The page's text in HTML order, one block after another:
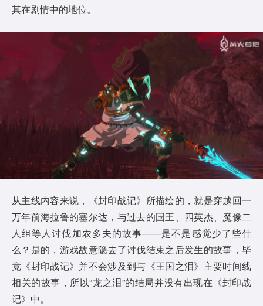
其在剧情中的地位。
从主线内容来说，《封印战记》所描绘的，就是穿越回一
万年前海拉鲁的塞尔达，与过去的国王、四英杰、魔像二
人组等人讨伐加农多夫的故事——是不是感觉少了些什
么？是的，游戏故意隐去了讨伐结束之后发生的故事，毕
竟《封印战记》并不会涉及到与《王国之泪》主要时间线
相关的故事，所以“龙之泪”的结局并没有出现在《封印战
记》中。